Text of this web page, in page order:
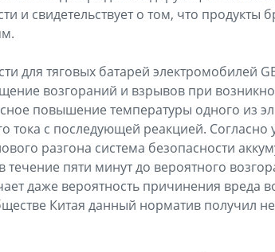
и свидетельствует о том, что продукты
для тяговых батарей электромобилей
возгораний и взрывов при
повышение температуры одного из
тока с последующей реакцией. Согласно
разгона система безопасности
течение пяти минут до вероятного
даже вероятность причинения вреда
Китая данный норматив получил